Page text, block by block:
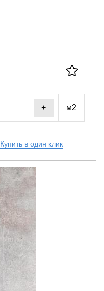
+ м2
Купить в один клик